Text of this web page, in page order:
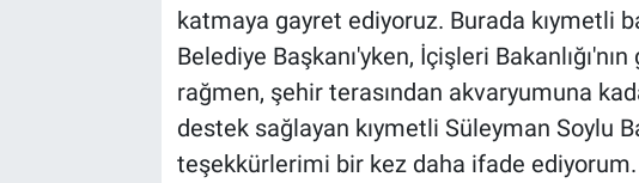
katmaya gayret ediyoruz. Burada kıymetli
Belediye Başkanı'yken, İçişleri
rağmen, şehir terasından akvaryumuna
destek sağlayan kıymetli Süleyman Soylu
teşekkürlerimi bir kez daha ifade